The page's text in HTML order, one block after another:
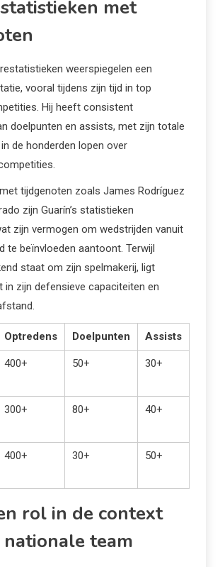
met
weerspiegelen een
vooral tijdens zijn tijd in top
Hij heeft consistent
doelpunten en assists, met zijn totale
de honderden lopen over
tijdgenoten zoals James Rodríguez
zijn Guarín’s statistieken
zijn vermogen om wedstrijden vanuit
te beïnvloeden aantoont. Terwijl
staat om zijn spelmakerij, ligt
in zijn defensieve capaciteiten en
Optredens Doelpunten Assists
400+ 50+ 30+
300+ 80+ 40+
400+ 30+ 50+
rol in de context
team